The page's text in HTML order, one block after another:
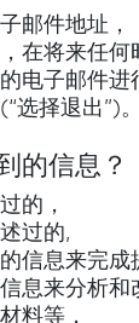
邮件地址，
在将来任何
电子邮件进
选择退出”)。
的信息？
的，
过的,
信息来完成
息来分析和
料等，